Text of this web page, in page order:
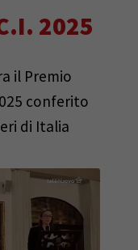
2025
il Premio
conferito
di Italia